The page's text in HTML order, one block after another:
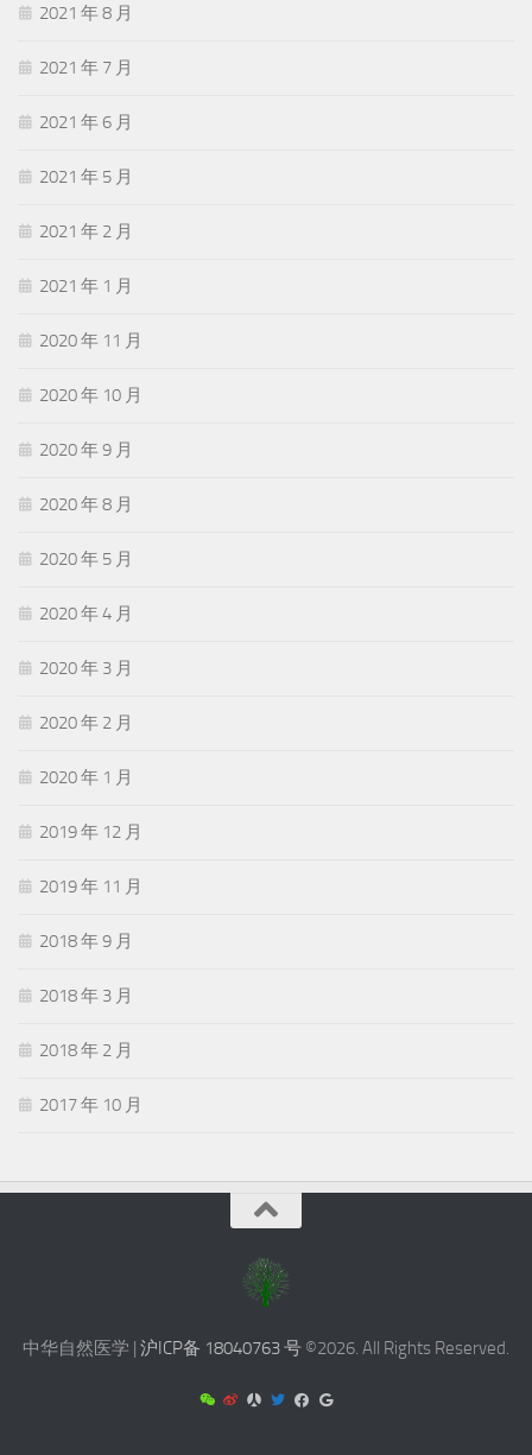
2021 年 8 月
2021 年 7 月
2021 年 6 月
2021 年 5 月
2021 年 2 月
2021 年 1 月
2020 年 11 月
2020 年 10 月
2020 年 9 月
2020 年 8 月
2020 年 5 月
2020 年 4 月
2020 年 3 月
2020 年 2 月
2020 年 1 月
2019 年 12 月
2019 年 11 月
2018 年 9 月
2018 年 3 月
2018 年 2 月
2017 年 10 月
中华自然医学 | 沪ICP备 18040763 号 ©2026. All Rights Reserved.